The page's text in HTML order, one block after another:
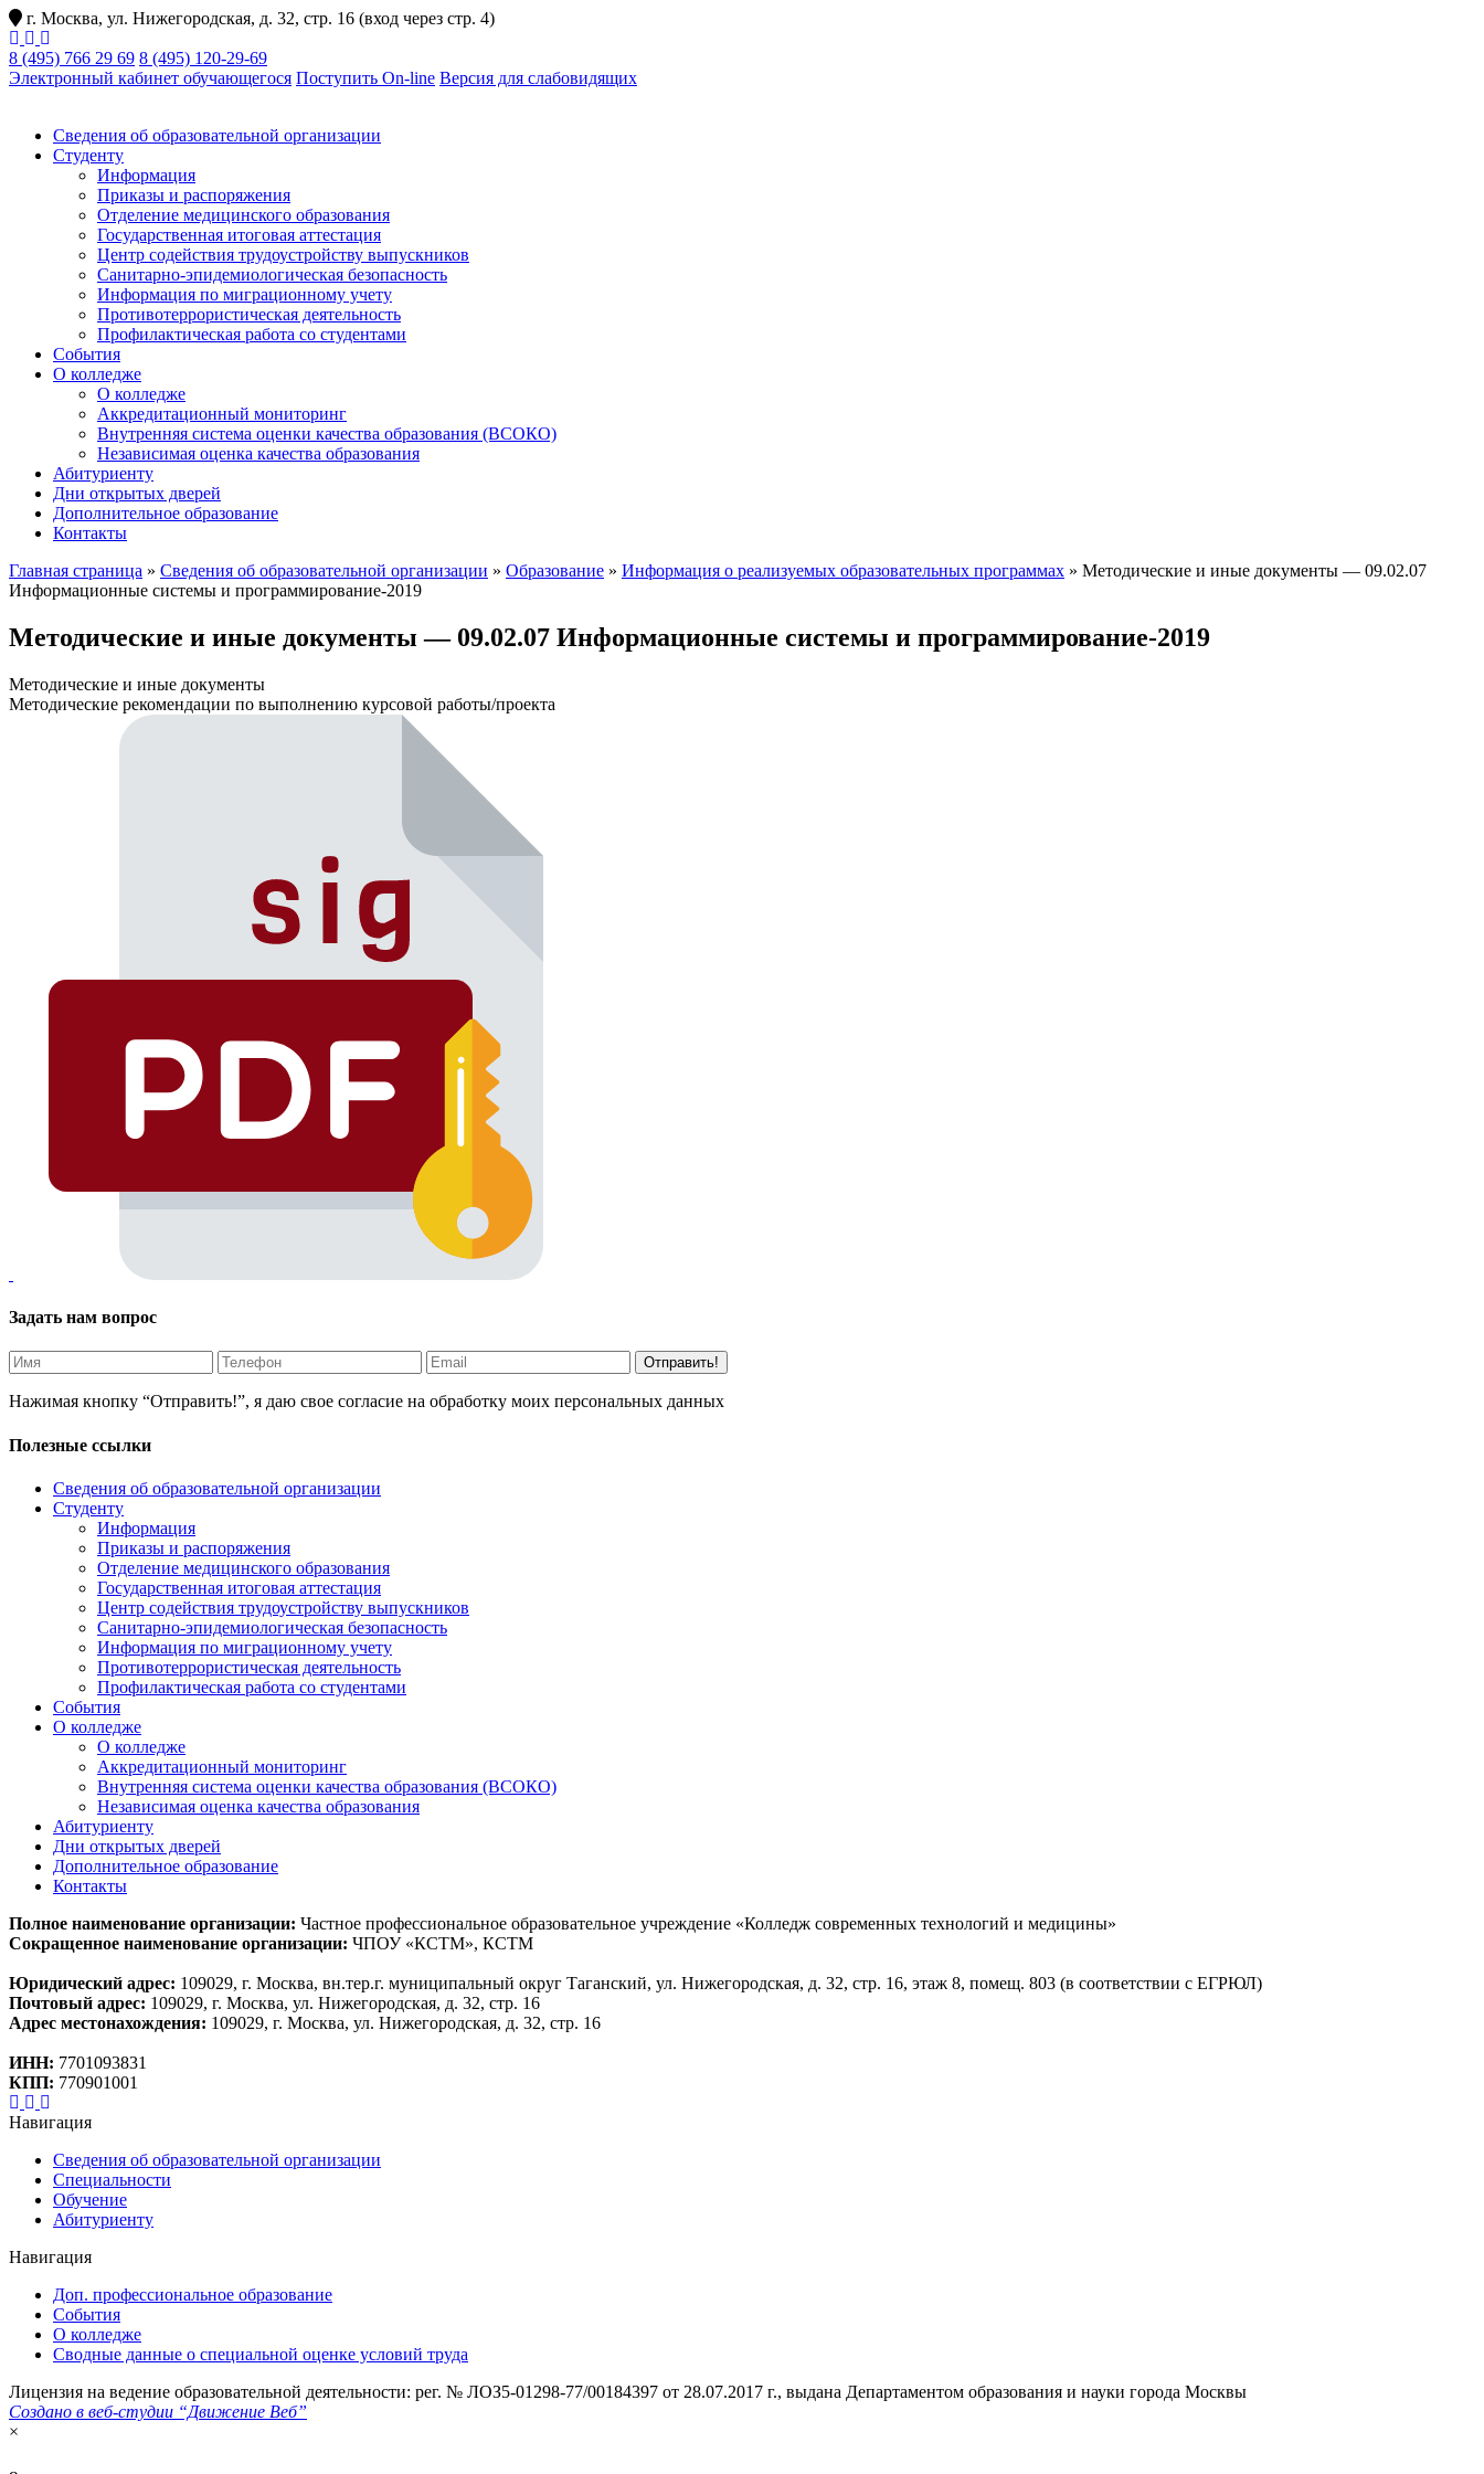
г. Москва, ул. Нижегородская, д. 32, стр. 16 (вход через стр. 4)
8 (495) 766 29 69 8 (495) 120-29-69
Электронный кабинет обучающегося Поступить On-line Версия для слабовидящих
Сведения об образовательной организации
Студенту
Информация
Приказы и распоряжения
Отделение медицинского образования
Государственная итоговая аттестация
Центр содействия трудоустройству выпускников
Санитарно-эпидемиологическая безопасность
Информация по миграционному учету
Противотеррористическая деятельность
Профилактическая работа со студентами
События
О колледже
О колледже
Аккредитационный мониторинг
Внутренняя система оценки качества образования (ВСОКО)
Независимая оценка качества образования
Абитуриенту
Дни открытых дверей
Дополнительное образование
Контакты
Главная страница » Сведения об образовательной организации » Образование » Информация о реализуемых образовательных программах » Методические и иные документы — 09.02.07
Информационные системы и программирование-2019
Методические и иные документы — 09.02.07 Информационные системы и программирование-2019
Методические и иные документы
Методические рекомендации по выполнению курсовой работы/проекта
Задать нам вопрос
Отправить!
Нажимая кнопку “Отправить!”, я даю свое согласие на обработку моих персональных данных
Полезные ссылки
Сведения об образовательной организации
Студенту
Информация
Приказы и распоряжения
Отделение медицинского образования
Государственная итоговая аттестация
Центр содействия трудоустройству выпускников
Санитарно-эпидемиологическая безопасность
Информация по миграционному учету
Противотеррористическая деятельность
Профилактическая работа со студентами
События
О колледже
О колледже
Аккредитационный мониторинг
Внутренняя система оценки качества образования (ВСОКО)
Независимая оценка качества образования
Абитуриенту
Дни открытых дверей
Дополнительное образование
Контакты
Полное наименование организации: Частное профессиональное образовательное учреждение «Колледж современных технологий и медицины»
Сокращенное наименование организации: ЧПОУ «КСТМ», КСТМ
Юридический адрес: 109029, г. Москва, вн.тер.г. муниципальный округ Таганский, ул. Нижегородская, д. 32, стр. 16, этаж 8, помещ. 803 (в соответствии с ЕГРЮЛ)
Почтовый адрес: 109029, г. Москва, ул. Нижегородская, д. 32, стр. 16
Адрес местонахождения: 109029, г. Москва, ул. Нижегородская, д. 32, стр. 16
ИНН: 7701093831
КПП: 770901001
Навигация
Сведения об образовательной организации
Специальности
Обучение
Абитуриенту
Навигация
Доп. профессиональное образование
События
О колледже
Сводные данные о специальной оценке условий труда
Лицензия на ведение образовательной деятельности: рег. № ЛОЗ5-01298-77/00184397 от 28.07.2017 г., выдана Департаментом образования и науки города Москвы
Создано в веб-студии “Движение Веб”
×